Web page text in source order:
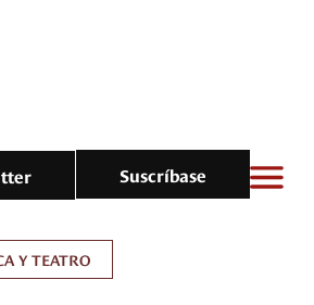
Suscríbase
Y TEATRO